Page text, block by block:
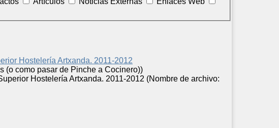
Hostelería Artxanda. 2011-2012
(o como pasar de Pinche a Cocinero))
Hostelería Artxanda. 2011-2012 (Nombre de archivo: